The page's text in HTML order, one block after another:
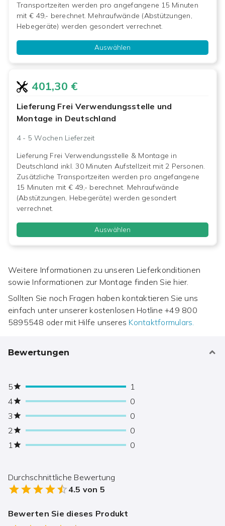
Transportzeiten werden pro angefangene 15 Minuten
mit € 49,- berechnet. Mehraufwände (Abstützungen,
Hebegeräte) werden gesondert verrechnet.
Auswählen
401,30 €
Lieferung Frei Verwendungsstelle und
Montage in Deutschland
4 - 5 Wochen Lieferzeit
Lieferung Frei Verwendungsstelle & Montage in
Deutschland inkl. 30 Minuten Aufstellzeit mit 2 Personen.
Zusätzliche Transportzeiten werden pro angefangene
15 Minuten mit € 49,- berechnet. Mehraufwände
(Abstützungen, Hebegeräte) werden gesondert
verrechnet.
Auswählen
Weitere Informationen zu unseren Lieferkonditionen
sowie Informationen zur Montage finden Sie hier.
Sollten Sie noch Fragen haben kontaktieren Sie uns
einfach unter unserer kostenlosen Hotline+49 800
5895548 oder mit Hilfe unseres Kontaktformulars.
Bewertungen
5
1
4
0
3
0
2
0
1
0
Durchschnittliche Bewertung
4.5 von 5
Bewerten Sie dieses Produkt